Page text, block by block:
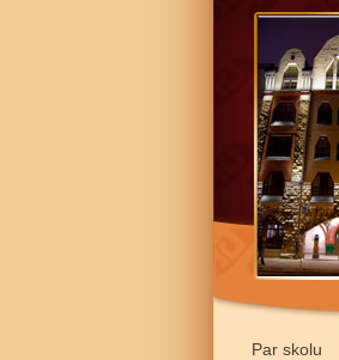
Par skolu